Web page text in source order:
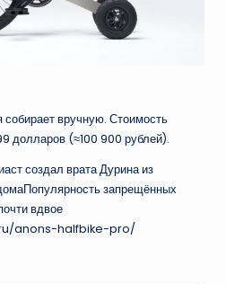
вручную. Стоимость
долларов (≈100 900 рублей).
создал врата Дурина из
запрещённых
вдвое
anons-halfbike-pro/